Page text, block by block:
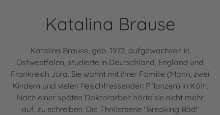
Katalina Brause
Katalina Brause, geb. 1973, aufgewachsen in
Ostwestfalen, studierte in Deutschland, England und
Frankreich Jura. Sie wohnt mit ihrer Familie (Mann, zwei
Kindern und vielen fleischfressenden Pflanzen) in Köln.
Nach einer späten Doktorarbeit hörte sie nicht mehr
auf, zu schreiben. Die Thrillerserie "Breaking Bad"